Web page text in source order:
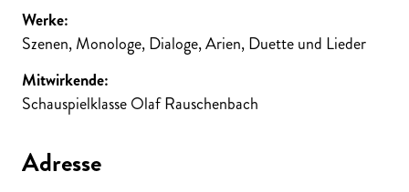
Werke:
Szenen, Monologe, Dialoge, Arien, Duette und Lieder
Mitwirkende:
Schauspielklasse Olaf Rauschenbach
Adresse